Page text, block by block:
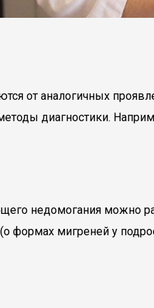
от аналогичных
диагностики.
недомогания можно
формах мигреней у